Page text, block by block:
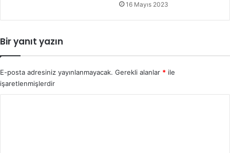
16 Mayıs 2023
Bir yanıt yazın
E-posta adresiniz yayınlanmayacak. Gerekli alanlar * ile
işaretlenmişlerdir